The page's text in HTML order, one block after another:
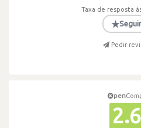
Taxa de resposta
★Seguir
Pedir
pen
2.6